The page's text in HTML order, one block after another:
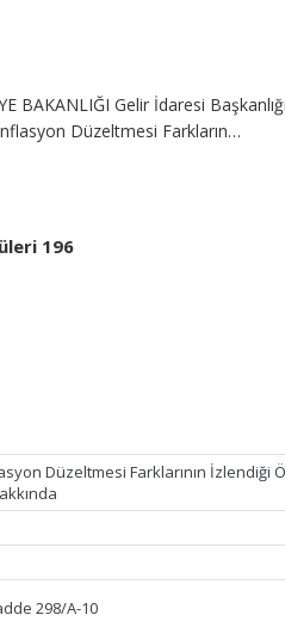
BAKANLIĞI Gelir İdaresi
Düzeltmesi Farkların…
196
Düzeltmesi Farklarının İzlendiği
298/A-10